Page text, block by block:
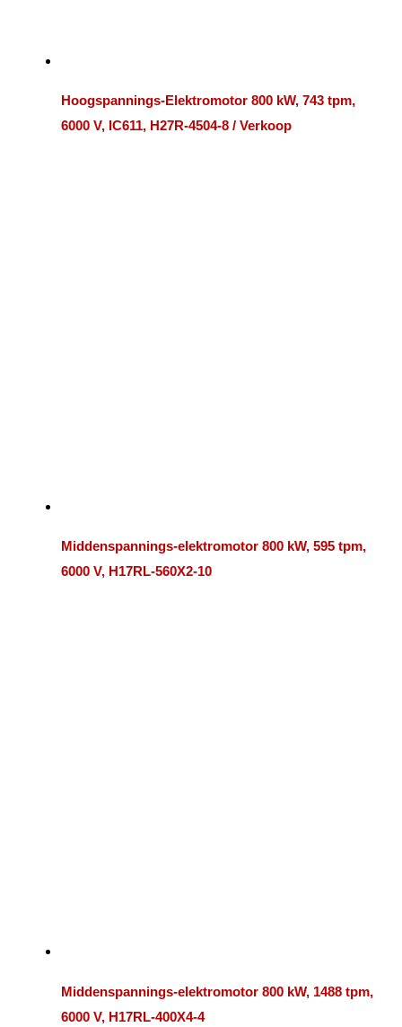
Hoogspannings-Elektromotor 800 kW, 743 tpm,
6000 V, IC611, H27R-4504-8 / Verkoop
Middenspannings-elektromotor 800 kW, 595 tpm,
6000 V, H17RL-560X2-10
Middenspannings-elektromotor 800 kW, 1488 tpm,
6000 V, H17RL-400X4-4